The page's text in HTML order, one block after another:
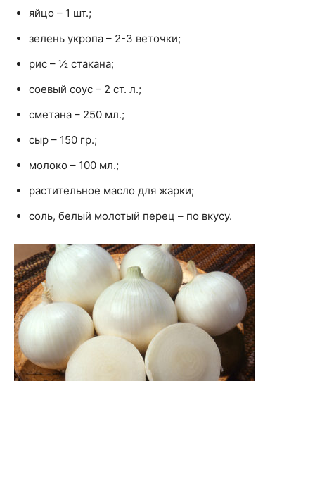
яйцо – 1 шт.;
зелень укропа – 2-3 веточки;
рис – ½ стакана;
соевый соус – 2 ст. л.;
сметана – 250 мл.;
сыр – 150 гр.;
молоко – 100 мл.;
растительное масло для жарки;
соль, белый молотый перец – по вкусу.